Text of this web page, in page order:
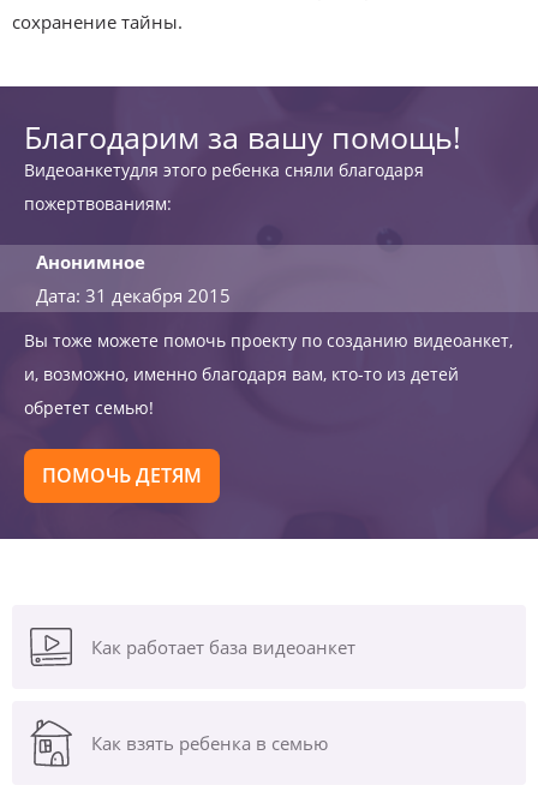
сохранение тайны.
Благодарим за вашу помощь!
Видеоанкетудля этого ребенка сняли благодаря
пожертвованиям:
Анонимное
Дата: 31 декабря 2015
Вы тоже можете помочь проекту по созданию видеоанкет,
и, возможно, именно благодаря вам, кто-то из детей
обретет семью!
ПОМОЧЬ ДЕТЯМ
Как работает база видеоанкет
Как взять ребенка в семью